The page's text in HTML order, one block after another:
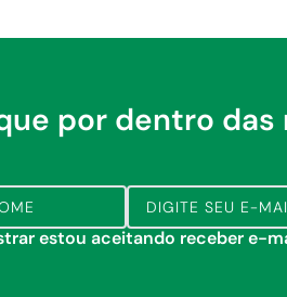
por dentro
estou aceitando receber e-